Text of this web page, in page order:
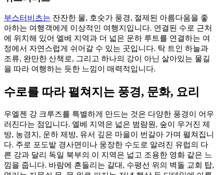
부스터비츠는 잔잔한 물, 호숫가 풍경, 절제된 아름다움을 좋
아하는 여행객에게 이상적인 여행지입니다. 연결된 수로 근처
에 위치해 있어 엘베 지역과 더 넓은 운하 루트를 연결하는 여
정에서 자연스럽게 쉬어갈 수 있는 곳입니다. 탁 트인 하늘과
조류, 완만한 산책로, 그리고 하나의 강이 아닌 살아있는 물길
을 따라 여행하는 듯한 느낌이 매력적입니다.
수로를 따라 펼쳐지는 풍경, 문화, 요리
우엘젠 강 크루즈를 특별하게 만드는 것은 다양한 풍경이 어우
러진다는 점입니다. 엘베 지역은 넓은 범람원, 숲이 우거진 제
방, 농경지, 운하 제방, 유서 깊은 마을이 번갈아 가며 펼쳐집니
다. 주로 포도밭 경사면이나 웅장한 수도로 알려진 유럽의 다
른 강과 달리 독일 북부의 이 지역은 넓고 조용한 영화 같은 느
낌을 줍니다. 바람에 흔들리는 갈대, 수평선 위의 벽돌 교회 탑,